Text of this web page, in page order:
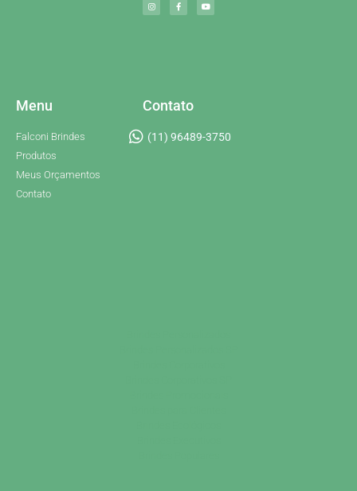
Menu
Falconi Brindes
Produtos
Meus Orçamentos
Contato
Contato
(11) 96489-3750